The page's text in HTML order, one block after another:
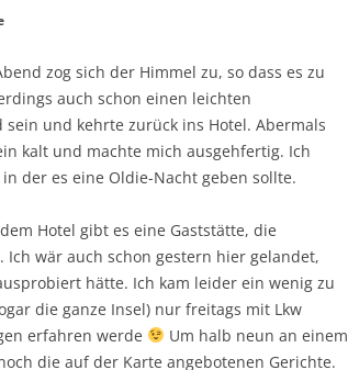
zog sich der Himmel zu, so dass es zu
auch schon einen leichten
und kehrte zurück ins Hotel. Abermals
kalt und machte mich ausgehfertig. Ich
der es eine Oldie-Nacht geben sollte.
Hotel gibt es eine Gaststätte, die
wär auch schon gestern hier gelandet,
hätte. Ich kam leider ein wenig zu
die ganze Insel) nur freitags mit Lkw
erfahren werde
Um halb neun an einem
die auf der Karte angebotenen Gerichte.